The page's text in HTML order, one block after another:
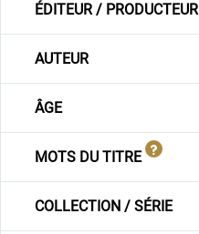
ÉDITEUR / PRODUCTEUR
AUTEUR
ÂGE
MOTS DU TITRE
COLLECTION / SÉRIE